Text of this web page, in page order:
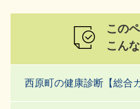
この
こん
西原町の健康診断【総合